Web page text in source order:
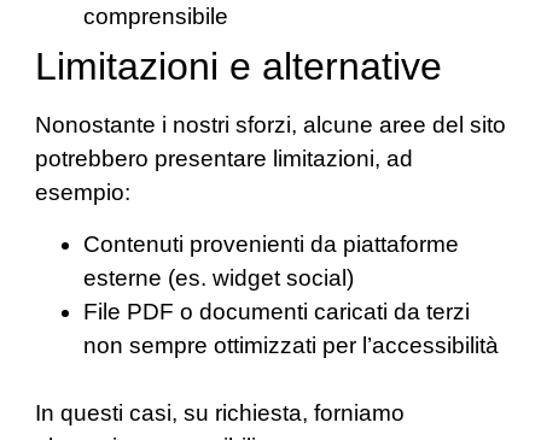
comprensibile
Limitazioni e alternative
Nonostante i nostri sforzi, alcune aree del sito
potrebbero presentare limitazioni, ad
esempio:
Contenuti provenienti da piattaforme
esterne (es. widget social)
File PDF o documenti caricati da terzi
non sempre ottimizzati per l’accessibilità
In questi casi, su richiesta, forniamo